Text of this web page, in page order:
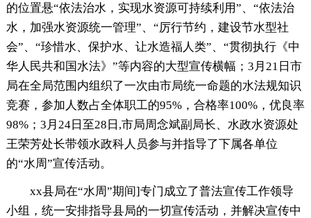
的位置悬“依法治水，实现水资源可持续利用”、“依法治
水，加强水资源统一管理”、“厉行节约，建设节水型社
会”、“珍惜水、保护水、让水造福人类”、“贯彻执行《中
华人民共和国水法》”等内容的大型宣传横幅；3月21日市
局在全局范围内组织了一次由市局统一命题的水法规知识
竞赛，参加人数占全体职工的95%，合格率100%，优良率
98%；3月24日至28日,市局周念斌副局长、水政水资源处
王荣芳处长带领水政科人员参与并指导了下属各单位
的“水周”宣传活动。
xx县局在“水周”期间]专门成立了普法宣传工作领导
小组，统一安排指导县局的一切宣传活动，并解决宣传中